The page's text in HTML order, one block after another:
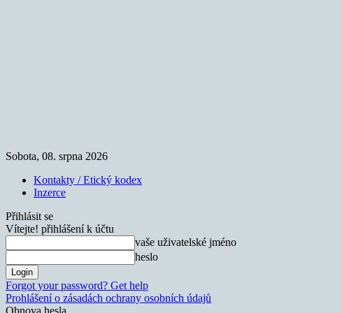
Sobota, 08. srpna 2026
Kontakty / Etický kodex
Inzerce
Přihlásit se
Vítejte! přihlášení k účtu
vaše uživatelské jméno
heslo
Forgot your password? Get help
Prohlášení o zásadách ochrany osobních údajů
Obnova hesla